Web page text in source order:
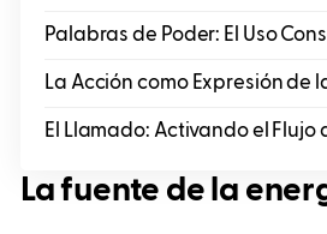
Palabras de Poder: El Uso
La Acción como Expresión de
El Llamado: Activando el Flujo
La fuente de la